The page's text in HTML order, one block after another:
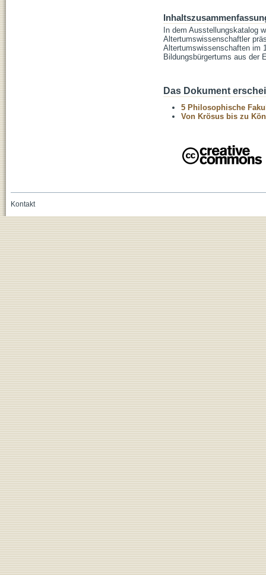
In dem Ausstellungskatalog
Altertumswissenschaftler
Altertumswissenschaften im
Bildungsbürgertums aus der
Das Dokument
5 Philosophische
Von Krösus bis zu
Kontakt